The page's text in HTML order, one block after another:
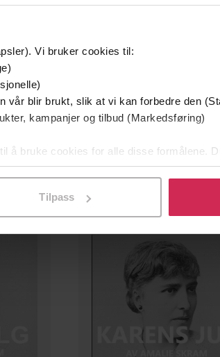
Vi bruker cookies til:
vår blir brukt, slik at vi kan forbedre den
kampanjer og tilbud (Markedsføring)
å bruke cookies for alle disse formålene.
Du kan når som helst trekke
Tilpass
159,-
To Venner
EBOK